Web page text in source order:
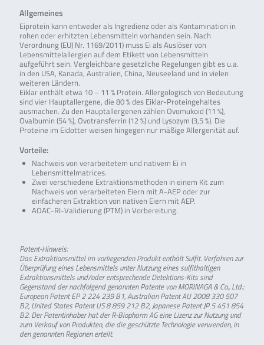
Allgemeines
Eiprotein kann entweder als Ingredienz oder als Kontamination in
rohen oder erhitzten Lebensmitteln vorhanden sein. Nach
Verordnung (EU) Nr. 1169/2011) muss Ei als Auslöser von
Lebensmittelallergien auf dem Etikett von Lebensmitteln
aufgeführt sein. Vergleichbare gesetzliche Regelungen gibt es u.a.
in den USA, Kanada, Australien, China, Neuseeland und in vielen
weiteren Ländern.
Eiklar enthält etwa 10 – 11 % Protein. Allergologisch von Bedeutung
sind vier Hauptallergene, die 80 % des Eiklar-Proteingehaltes
ausmachen. Zu den Hauptallergenen zählen Ovomukoid (11 %),
Ovalbumin (54 %), Ovotransferrin (12 %) und Lysozym (3,5 %). Die
Proteine im Eidotter weisen hingegen nur mäßige Allergenität auf.
Vorteile:
Nachweis von verarbeitetem und nativem Ei in
Lebensmittelmatrices.
Zwei verschiedene Extraktionsmethoden in einem Kit zum
Nachweis von verarbeiteten Eiern mit A-AEP oder zur
einfacheren Extraktion von nativen Eiern mit AEP.
AOAC-RI-Validierung (PTM) in Vorbereitung.
Patent-Hinweis:
Das Extraktionsmittel im vorliegenden Produkt enthält Sulfit. Verfahren zur
Überprüfung eines Lebensmittels unter Nutzung eines sulfithaltigen
Extraktionsmittels und/oder entsprechende Detektions-Kits sind
Gegenstand der nachfolgend genannten Patente von MORINAGA & Co., Ltd.:
European Patent EP 2 224 239 B1, Australian Patent AU 2008 330 507
B2, United States Patent US 8 859 212 B2, Japanese Patent JP 5 451 854
B2. Der Patentinhaber hat der R-Biopharm AG eine Lizenz zur Nutzung und
zum Verkauf von Produkten, die die geschützte Technologie verwenden, in
den genannten Regionen erteilt.